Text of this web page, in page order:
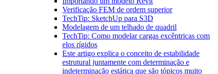
Verificação FEM de ordem superior
TechTip: SketchUp para S3D
Modelagem de um telhado de quadril
TechTip: Como modelar cargas excêntricas com
elos rígidos
Este artigo explica o conceito de estabilidade
estrutural juntamente com determinação e
indeterminação estática que são tópicos muito